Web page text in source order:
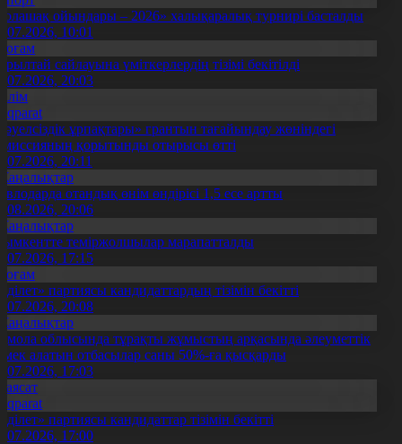
ойындары – 2026» халықаралық турнирі басталды
10:01
сайлауына үміткерлердің тізімі бекітілді
20:03
ұрпақтары» грантын тағайындау жөніндегі
қорытынды отырысы өтті
20:11
отандық өнім өндірісі 1,5 есе артты
20:06
теміржолшылар марапатталды
17:15
партиясы кандидаттардың тізімін бекітті
20:08
облысында тұрақты жұмыстың арқасында әлеуметтік
алатын отбасылар саны 50%-ға қысқарды
17:03
партиясы кандидаттар тізімін бекітті
17:00